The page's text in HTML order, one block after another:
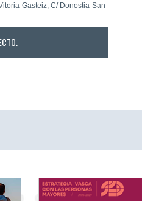
Gasteiz, C/ Donostia-San